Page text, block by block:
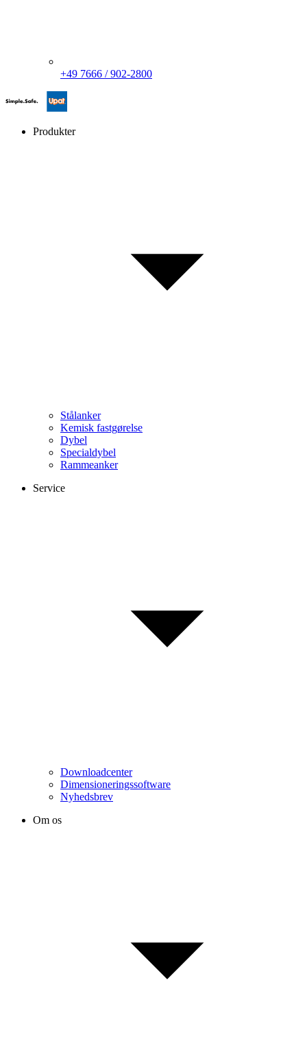
+49 7666 / 902-2800
Produkter
Stålanker
Kemisk fastgørelse
Dybel
Specialdybel
Rammeanker
Service
Downloadcenter
Dimensioneringssoftware
Nyhedsbrev
Om os